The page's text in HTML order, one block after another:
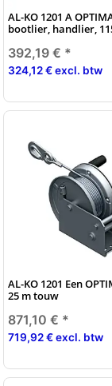
AL-KO 1201 A
bootlier, handlier,
392,19 € *
324,12 € excl. btw
AL-KO 1201 Een
25 m touw
871,10 € *
719,92 € excl. btw